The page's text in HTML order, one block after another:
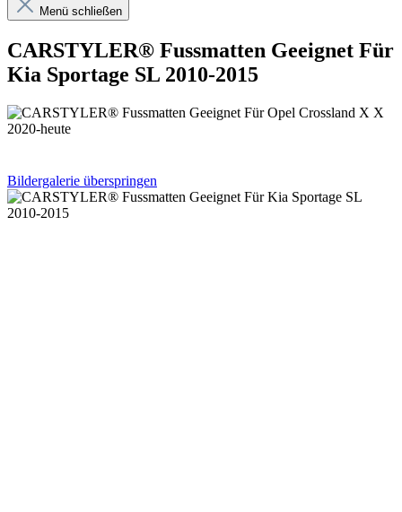
Menü schließen
CARSTYLER® Fussmatten Geeignet Für
Kia Sportage SL 2010-2015
Bildergalerie überspringen